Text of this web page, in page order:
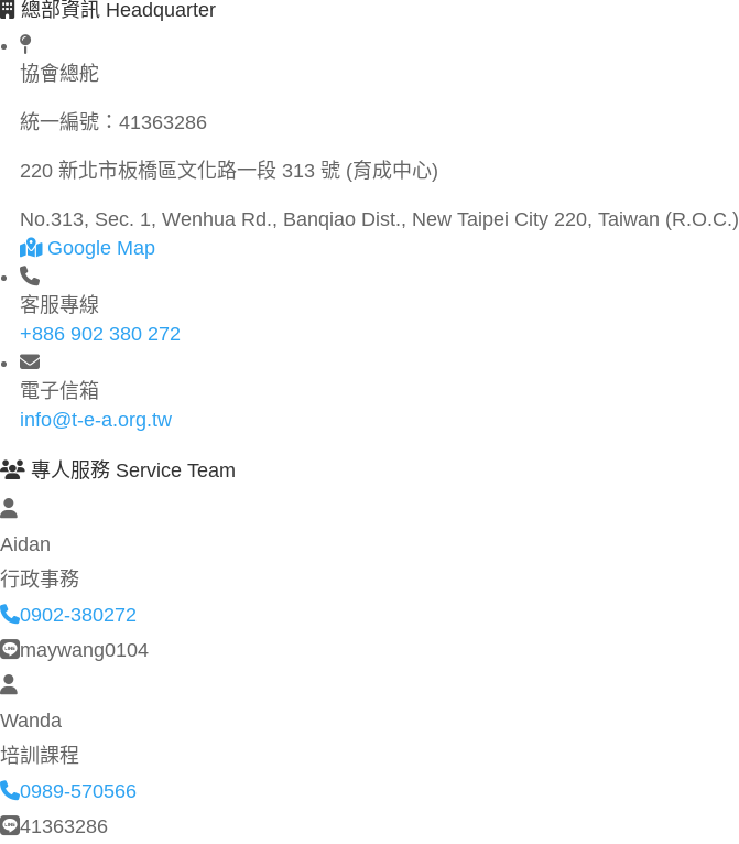
總部資訊 Headquarter
協會總舵
統一編號： 41363286
220 新北市板橋區文化路一段 313 號 (育成中心)
No.313, Sec. 1, Wenhua Rd., Banqiao Dist., New Taipei City 220, Taiwan (R.O.C.)
Google Map
客服專線
+886 902 380 272
電子信箱
info@t-e-a.org.tw
專人服務 Service Team
Aidan
行政事務
0902-380272
maywang0104
Wanda
培訓課程
0989-570566
41363286